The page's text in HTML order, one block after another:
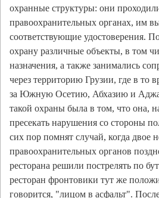
охранные структуры: они
правоохранительных органах, им
соответствующие удостоверения.
охрану различные объекты, в том
назначения, а также занимались
через территорию Грузии, где в то
за Южную Осетию, Абхазию и
такой охраны была в том, что она,
пресекать нарушения со стороны
сих пор помнят случай, когда двое
правоохранительных органов
ресторана решили пострелять по
ресторан фронтовики тут же
говорится, "лицом в асфальт". После